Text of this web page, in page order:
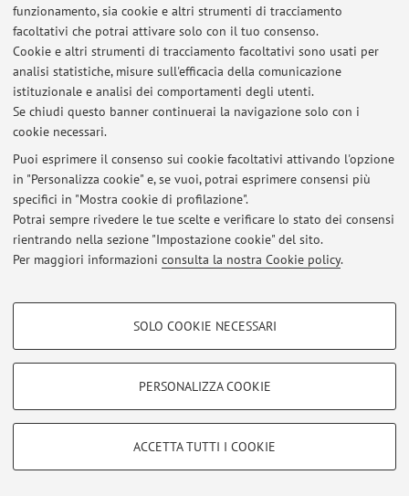
funzionamento, sia cookie e altri strumenti di tracciamento
facoltativi che potrai attivare solo con il tuo consenso.
Cookie e altri strumenti di tracciamento facoltativi sono usati per
analisi statistiche, misure sull'efficacia della comunicazione
istituzionale e analisi dei comportamenti degli utenti.
Se chiudi questo banner continuerai la navigazione solo con i
cookie necessari.
Puoi esprimere il consenso sui cookie facoltativi attivando l'opzione
in "Personalizza cookie" e, se vuoi, potrai esprimere consensi più
specifici in "Mostra cookie di profilazione".
Potrai sempre rivedere le tue scelte e verificare lo stato dei consensi
rientrando nella sezione "Impostazione cookie" del sito.
Per maggiori informazioni consulta la nostra Cookie policy.
COOKIE DI PROFILAZIONE - FACOLTATIVI
COOKIE TECNICI - NECESSARI
Si tratta di cookie tecnici utilizzati, a titolo esemplificativo, per il corretto
SOLO COOKIE NECESSARI
PERSONALIZZA COOKIE
ACCETTA TUTTI I COOKIE
Area riservata
Accedi tramiteloginper gestire tutti i contenuti del sito.
Zamboni, 33 - 40126 Bologna - Partita IVA: 01131710376
Privacy|Note legali |Impostazioni Cookie